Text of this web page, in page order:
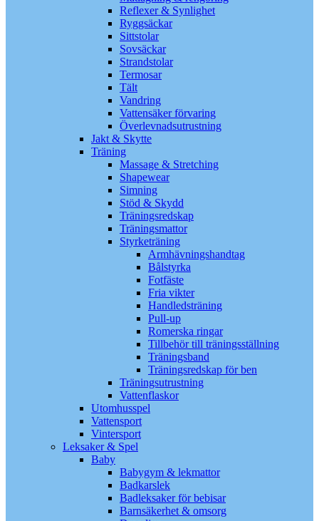
Reflexer & Synlighet
Ryggsäckar
Sittstolar
Sovsäckar
Strandstolar
Termosar
Tält
Vandring
Vattensäker förvaring
Överlevnadsutrustning
Jakt & Skytte
Träning
Massage & Stretching
Shapewear
Simning
Stöd & Skydd
Träningsredskap
Träningsmattor
Styrketräning
Armhävningshandtag
Bålstyrka
Fotfäste
Fria vikter
Handledsträning
Pull-up
Romerska ringar
Tillbehör till träningsställning
Träningsband
Träningsredskap för ben
Träningsutrustning
Vattenflaskor
Utomhusspel
Vattensport
Vintersport
Leksaker & Spel
Baby
Babygym & lekmattor
Badkarslek
Badleksaker för bebisar
Barnsäkerhet & omsorg